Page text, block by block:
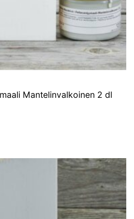
Mantelinvalkoinen 2 dl